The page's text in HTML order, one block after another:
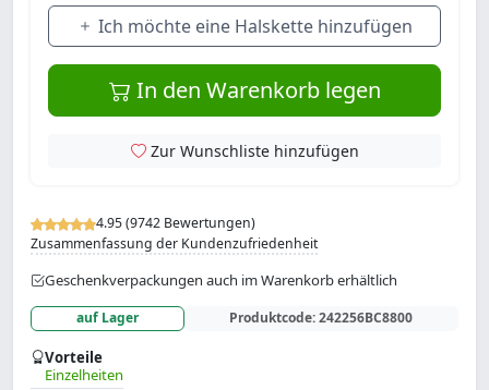
4.95 (9742 Bewertungen)
Zusammenfassung der Kundenzufriedenheit
Geschenkverpackungen auch im Warenkorb erhältlich
auf Lager Produktcode:242256BC8800
Vorteile
Einzelheiten
Ich möchte eine Halskette hinzufügen
In den Warenkorb legen
Zur Wunschliste hinzufügen